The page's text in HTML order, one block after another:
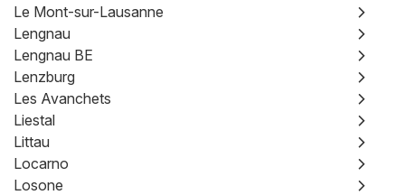
Le Mont-sur-Lausanne
Lengnau
Lengnau BE
Lenzburg
Les Avanchets
Liestal
Littau
Locarno
Losone